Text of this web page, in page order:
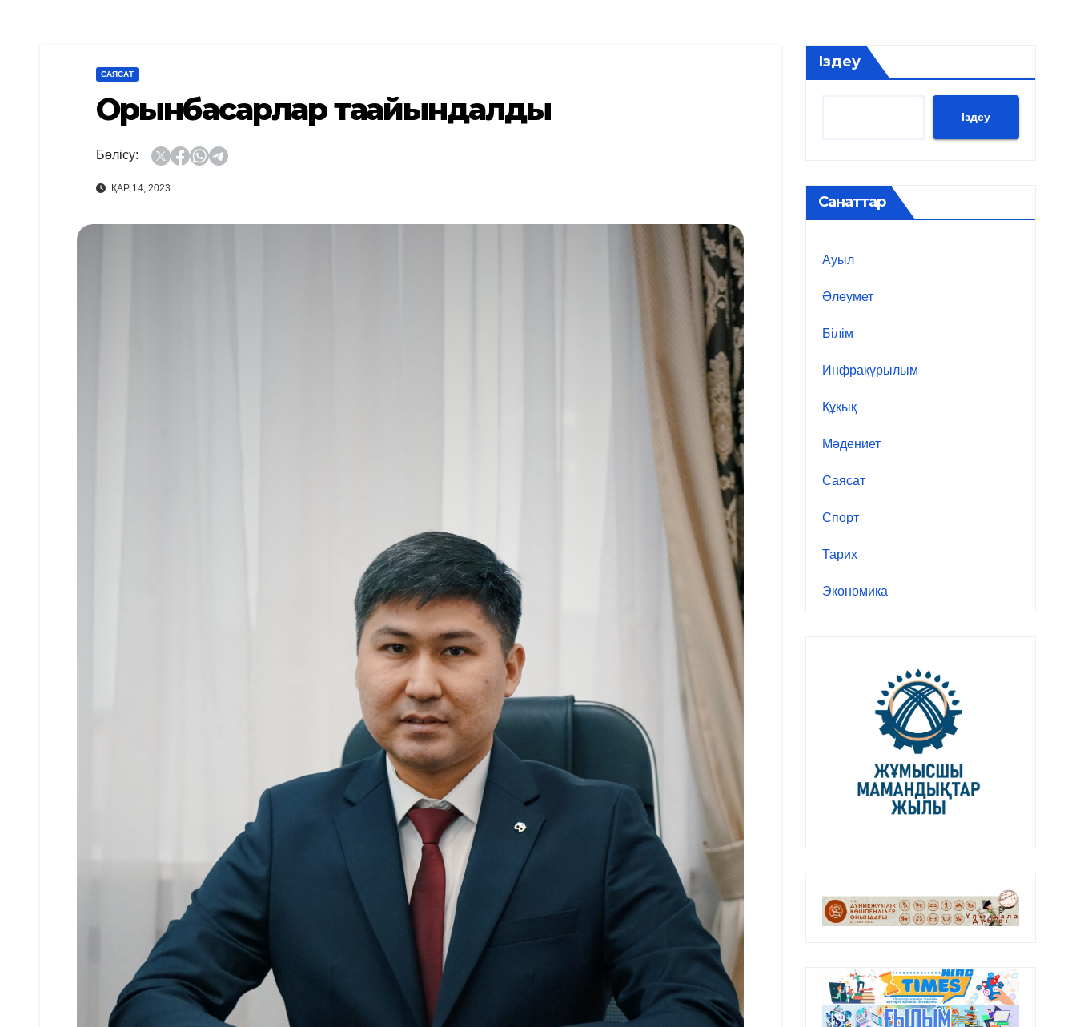
САЯСАТ
Орынбасарлар тағайындалды
Бөлісу:
ҚАР 14, 2023
Іздеу
Іздеу
Санаттар
Ауыл
Әлеумет
Білім
Инфрақұрылым
Құқық
Мәдениет
Саясат
Спорт
Тарих
Экономика